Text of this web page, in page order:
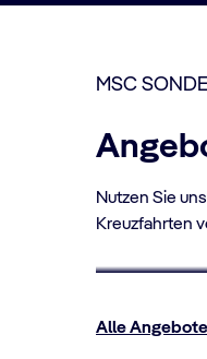
MSC
Nutzen Sie
Kreuzfahrten
FLY &
Alle